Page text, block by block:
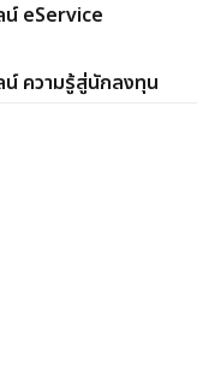
น์ eService
น์ ความรู้สู่นักลงทุน